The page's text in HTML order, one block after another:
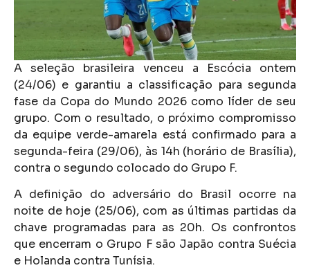
A seleção brasileira venceu a Escócia ontem
(24/06) e garantiu a classificação para segunda
fase da Copa do Mundo 2026 como líder de seu
grupo. Com o resultado, o próximo compromisso
da equipe verde-amarela está confirmado para a
segunda-feira (29/06), às 14h (horário de Brasília),
contra o segundo colocado do Grupo F.
A definição do adversário do Brasil ocorre na
noite de hoje (25/06), com as últimas partidas da
chave programadas para as 20h. Os confrontos
que encerram o Grupo F são Japão contra Suécia
e Holanda contra Tunísia.